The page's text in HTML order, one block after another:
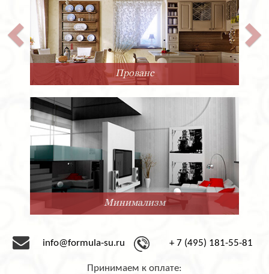
Прованс
Минимализм
info@formula-su.ru + 7 (495) 181-55-81
Принимаем к оплате: